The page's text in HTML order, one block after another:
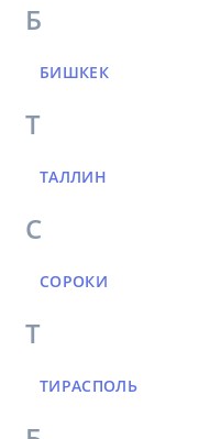
Б
БИШКЕК
Т
ТАЛЛИН
С
СОРОКИ
Т
ТИРАСПОЛЬ